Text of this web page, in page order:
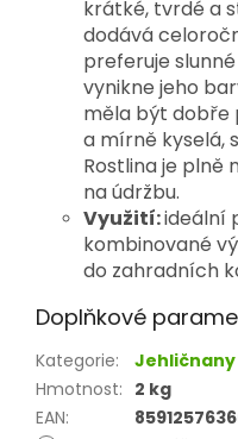
krátké, tvrdé a
dodává
preferuje
vynikne jeho
měla být dobře
a mírně kyselá,
Rostlina je plně
na údržbu.
Využití:ideální
kombinované
do zahradních
Doplňkové
Kategorie:
Jehličnany
Hmotnost: 2 kg
EAN: